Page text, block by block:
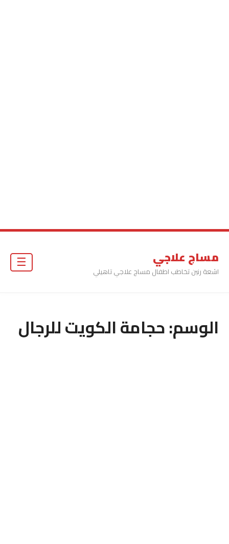
مساج علاجي
اشعة رنين تخاطب اطفال مساج علاجي تاهيلي
الوسم:حجامة الكويت للرجال